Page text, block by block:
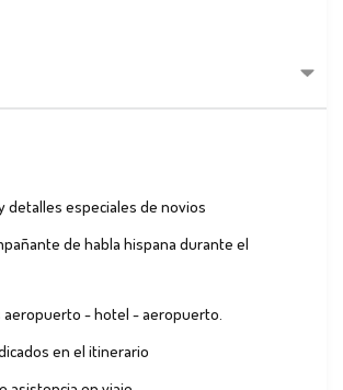
detalles especiales de novios
de habla hispana durante el
aeropuerto - hotel - aeropuerto.
en el itinerario